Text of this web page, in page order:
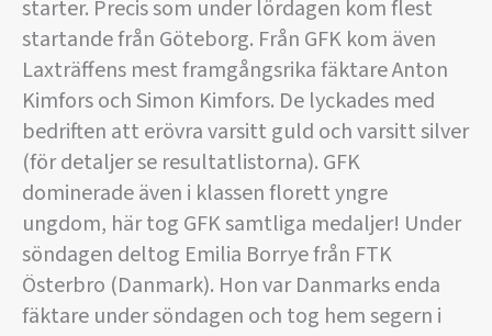
starter. Precis som under lördagen kom flest
startande från Göteborg. Från GFK kom även
Laxträffens mest framgångsrika fäktare Anton
Kimfors och Simon Kimfors. De lyckades med
bedriften att erövra varsitt guld och varsitt silver
(för detaljer se resultatlistorna). GFK
dominerade även i klassen florett yngre
ungdom, här tog GFK samtliga medaljer! Under
söndagen deltog Emilia Borrye från FTK
Österbro (Danmark). Hon var Danmarks enda
fäktare under söndagen och tog hem segern i